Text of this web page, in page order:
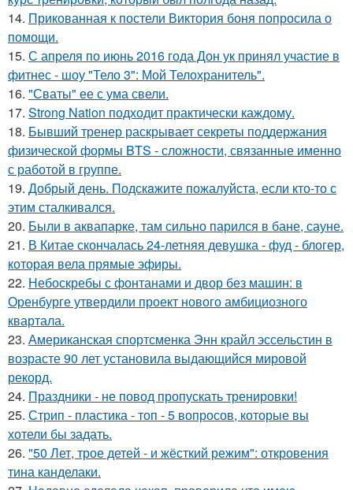
14. Прикованная к постели Виктория боня попросила о
помощи.
15. С апреля по июнь 2016 года Дон ук принял участие в
фитнес - шоу "Тело 3": Мой Телохранитель".
16. "Сваты" ее с ума свели.
17. Strong Nation подходит практически каждому.
18. Бывший тренер раскрывает секреты поддержания
физической формы BTS - сложности, связанные именно
с работой в группе.
19. Добрый день. Подскaжите пожалуйста, если кто-то с
этим сталкивался.
20. Были в аквапарке, там сильно парился в бане, сауне.
21. В Китае скончалась 24-летняя девушка - фуд - блогер,
которая вела прямые эфиры.
22. Небоскребы с фонтанами и двор без машин: в
Оренбурге утвердили проект нового амбициозного
квартала.
23. Американская спортсменка Энн крайл эссельстин в
возрасте 90 лет установила выдающийся мировой
рекорд.
24. Праздники - не повод пропускать тренировки!
25. Стрип - пластика - топ - 5 вопросов, которые вы
хотели бы задать.
26. "50 Лет, трое детей - и жёсткий режим": откровения
тина канделаки.